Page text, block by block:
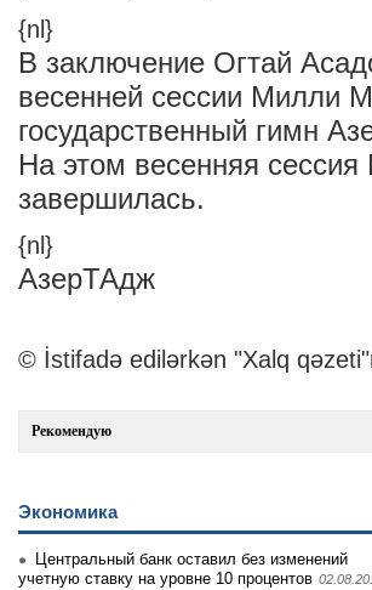
{nl}
В заключение Огтай
весенней сессии Милли
государственный гимн
На этом весенняя
завершилась.
{nl}
АзерТАдж
© İstifadə edilərkən "Xalq
Рекомендую
Экономика
Центральный банк оставил без изменений
учетную ставку на уровне 10 процентов